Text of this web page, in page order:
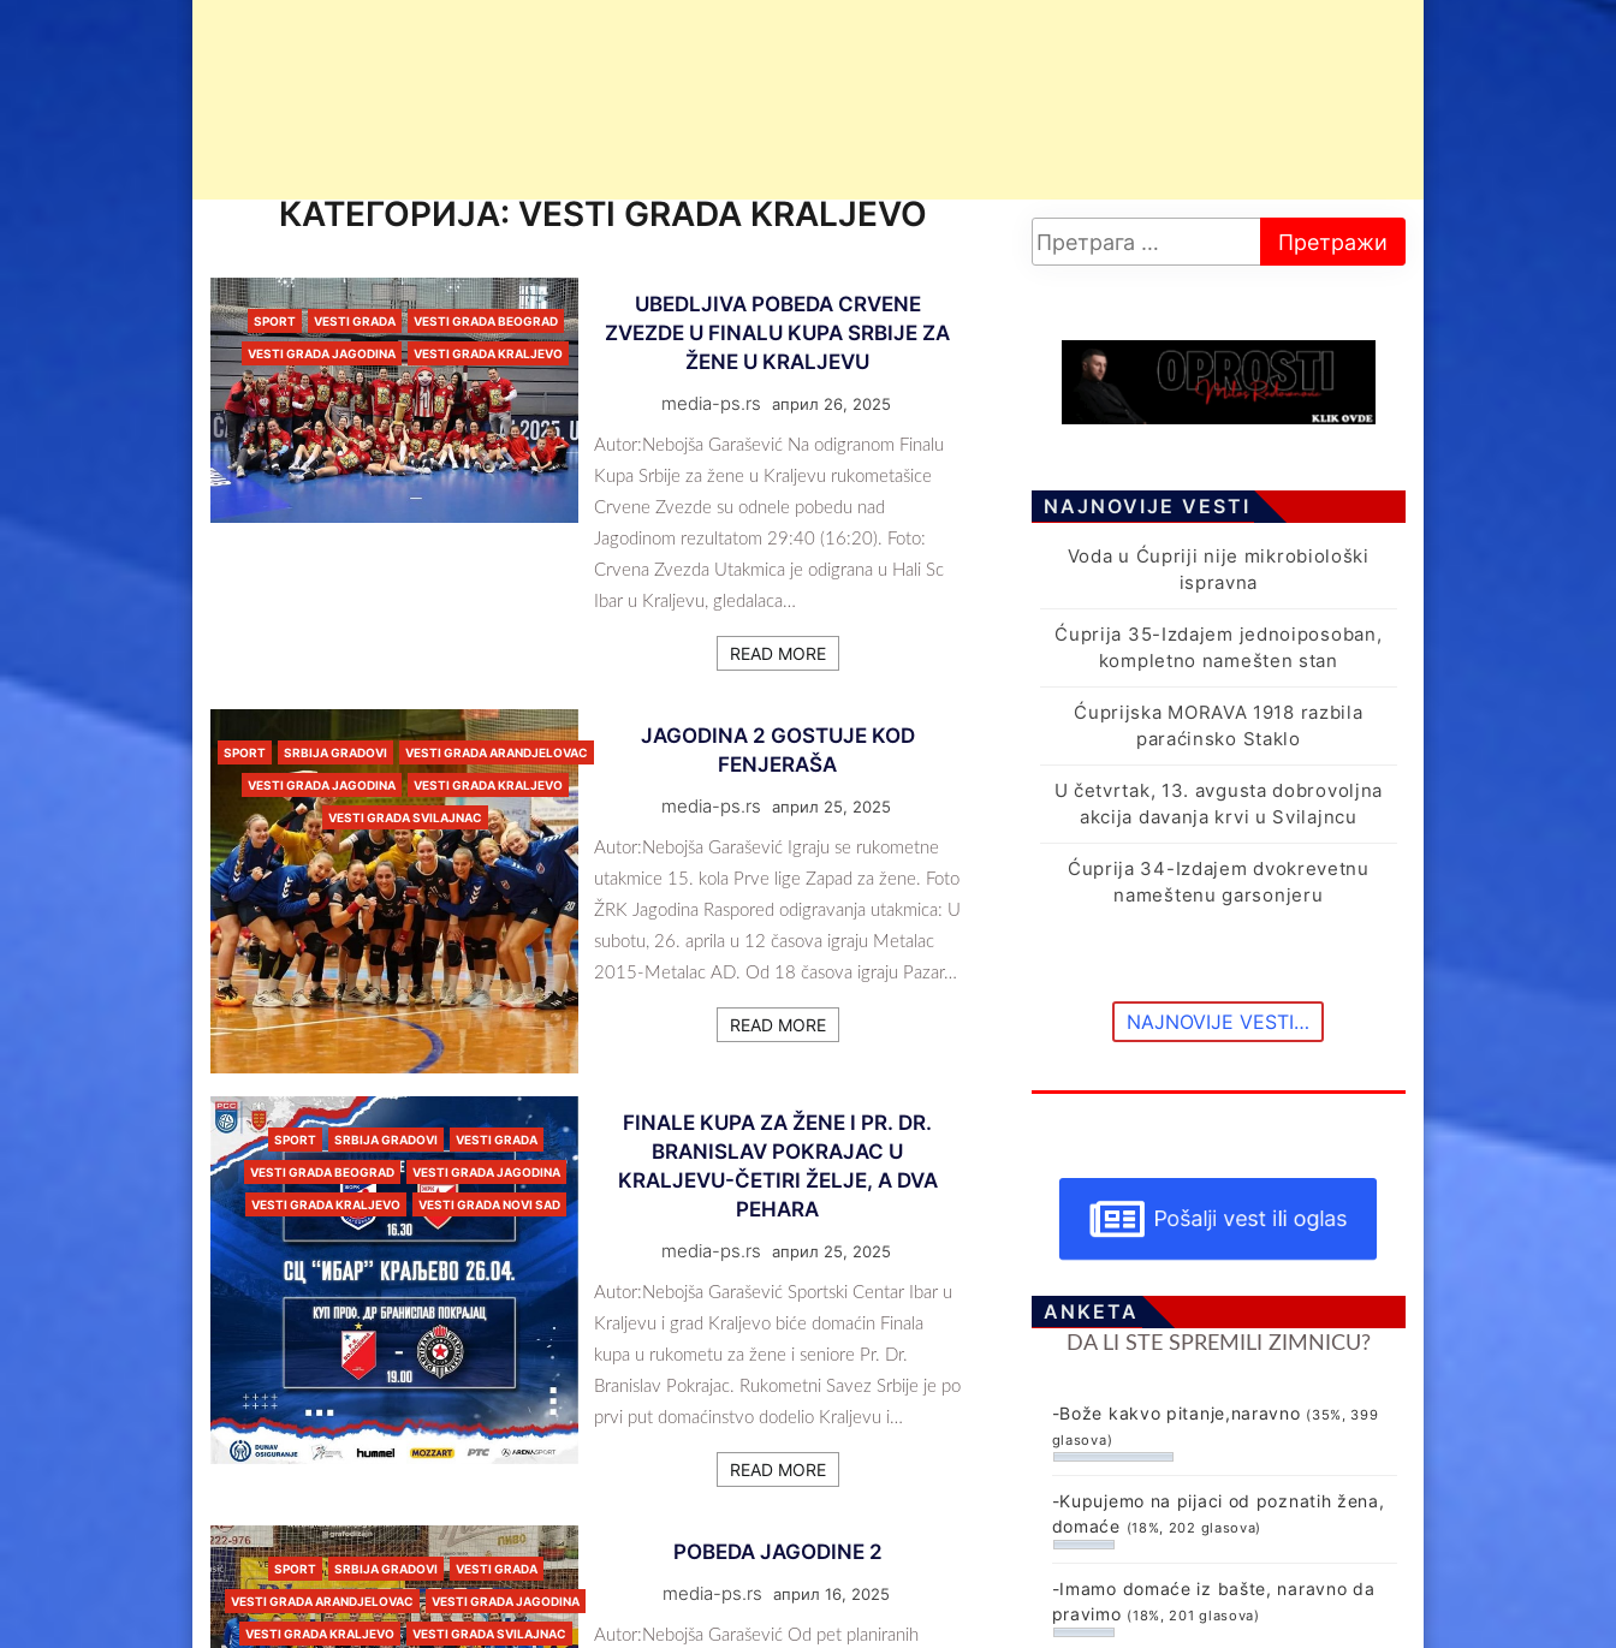
КАТЕГОРИЈА: VESTI GRADA KRALJEVO
SPORT VESTI GRADA VESTI GRADA BEOGRAD
VESTI GRADA JAGODINA VESTI GRADA KRALJEVO
UBEDLJIVA POBEDA CRVENE
ZVEZDE U FINALU KUPA SRBIJE ZA
ŽENE U KRALJEVU
media-ps.rs април 26, 2025
Autor:Nebojša Garašević Na odigranom Finalu
Kupa Srbije za žene u Kraljevu rukometašice
Crvene Zvezde su odnele pobedu nad
Jagodinom rezultatom 29:40 (16:20). Foto:
Crvena Zvezda Utakmica je odigrana u Hali Sc
Ibar u Kraljevu, gledalaca…
READ MORE
SPORT SRBIJA GRADOVI VESTI GRADA ARANDJELOVAC
VESTI GRADA JAGODINA VESTI GRADA KRALJEVO
VESTI GRADA SVILAJNAC
JAGODINA 2 GOSTUJE KOD
FENJERAŠA
media-ps.rs април 25, 2025
Autor:Nebojša Garašević Igraju se rukometne
utakmice 15. kola Prve lige Zapad za žene. Foto
ŽRK Jagodina Raspored odigravanja utakmica: U
subotu, 26. aprila u 12 časova igraju Metalac
2015-Metalac AD. Od 18 časova igraju Pazar…
READ MORE
SPORT SRBIJA GRADOVI VESTI GRADA
VESTI GRADA BEOGRAD VESTI GRADA JAGODINA
VESTI GRADA KRALJEVO VESTI GRADA NOVI SAD
FINALE KUPA ZA ŽENE I PR. DR.
BRANISLAV POKRAJAC U
KRALJEVU-ČETIRI ŽELJE, A DVA
PEHARA
media-ps.rs април 25, 2025
Autor:Nebojša Garašević Sportski Centar Ibar u
Kraljevu i grad Kraljevo biće domaćin Finala
kupa u rukometu za žene i seniore Pr. Dr.
Branislav Pokrajac. Rukometni Savez Srbije je po
prvi put domaćinstvo dodelio Kraljevu i…
READ MORE
SPORT SRBIJA GRADOVI VESTI GRADA
VESTI GRADA ARANDJELOVAC VESTI GRADA JAGODINA
VESTI GRADA KRALJEVO VESTI GRADA SVILAJNAC
POBEDA JAGODINE 2
media-ps.rs април 16, 2025
Autor:Nebojša Garašević Od pet planiranih
NAJNOVIJE VESTI
Voda u Ćupriji nije mikrobiološki
ispravna
Ćuprija 35-Izdajem jednoiposoban,
kompletno namešten stan
Ćuprijska MORAVA 1918 razbila
paraćinsko Staklo
U četvrtak, 13. avgusta dobrovoljna
akcija davanja krvi u Svilajncu
Ćuprija 34-Izdajem dvokrevetnu
nameštenu garsonjeru
NAJNOVIJE VESTI…
Pošalji vest ili oglas
ANKETA
DA LI STE SPREMILI ZIMNICU?
-Bože kakvo pitanje,naravno (35%, 399
glasova)
-Kupujemo na pijaci od poznatih žena,
domaće (18%, 202 glasova)
-Imamo domaće iz bašte, naravno da
pravimo (18%, 201 glasova)